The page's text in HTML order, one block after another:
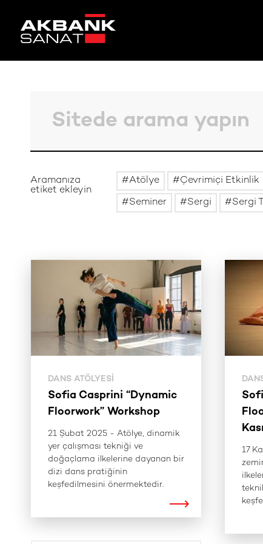
Aramanıza
etiket ekleyin
Atölye Çevrimiçi Etkinlik
Seminer Sergi Sergi
DANS ATÖLYESI
Sofia Casprini “Dynamic
Floorwork” Workshop
21 Şubat 2025 - ​Atölye, dinamik
yer çalışması tekniği ve
doğaçlama ilkelerine dayanan bir
dizi dans pratiğinin
keşfedilmesini önermektedir.
17